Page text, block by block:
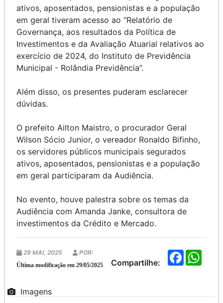
ativos, aposentados, pensionistas e a população
em geral tiveram acesso ao “Relatório de
Governança, aos resultados da Política de
Investimentos e da Avaliação Atuarial relativos ao
exercício de 2024, do Instituto de Previdência
Municipal - Rolândia Previdência”.
Além disso, os presentes puderam esclarecer
dúvidas.
O prefeito Ailton Maistro, o procurador Geral
Wilson Sócio Junior, o vereador Ronaldo Bifinho,
os servidores públicos municipais segurados
ativos, aposentados, pensionistas e a população
em geral participaram da Audiência.
No evento, houve palestra sobre os temas da
Audiência com Amanda Janke, consultora de
investimentos da Crédito e Mercado.
Compartilhe:
F
a
29 MAI, 2025 POR:
Última modificação em 29/05/2025
Imagens